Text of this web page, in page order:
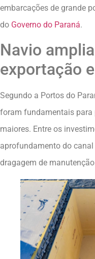
embarcações de grande
do Governo do Paraná.
Navio
exportação
Segundo a Portos do
foram fundamentais para
maiores. Entre os
aprofundamento do
dragagem de